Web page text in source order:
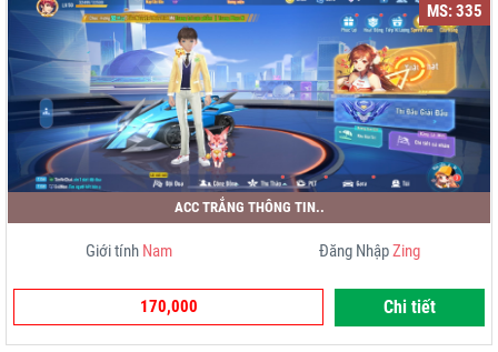
MS: 335
ACC TRẮNG THÔNG TIN..
Giới tính Nam Đăng NhậpZing
170,000 Chi tiết